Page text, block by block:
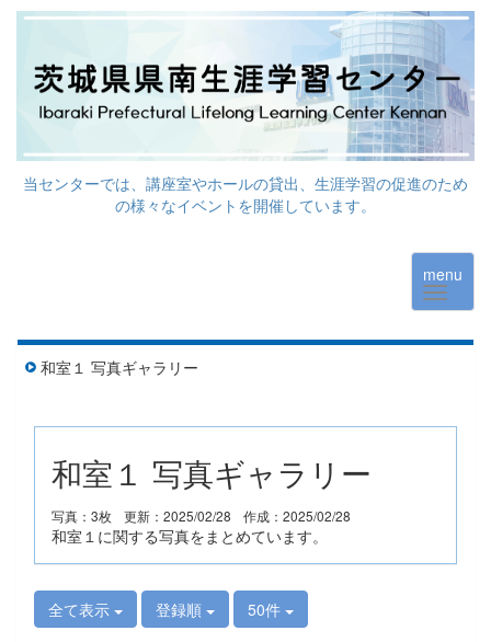
当センターでは、講座室やホールの貸出、生涯学習の促進のため
の様々なイベントを開催しています。
menu
和室１ 写真ギャラリー
和室１ 写真ギャラリー
写真：3枚 更新：2025/02/28 作成：2025/02/28
和室１に関する写真をまとめています。
全て表示 登録順 50件